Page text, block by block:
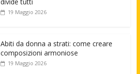
19 Maggio 2026
Abiti da donna a strati: come creare
composizioni armoniose
19 Maggio 2026